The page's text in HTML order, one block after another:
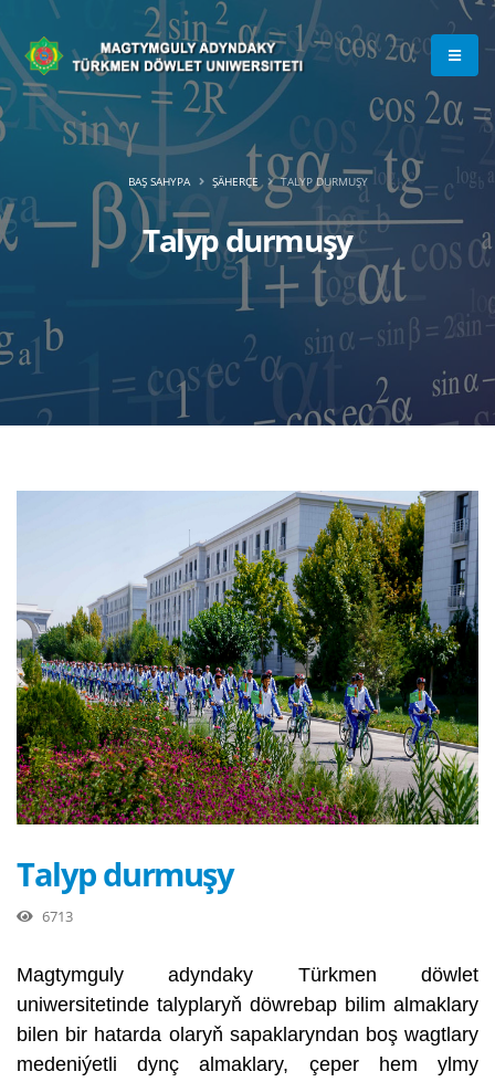
Talyp durmuşy
BAŞ SAHYPA ŞÄHERÇE TALYP DURMUŞY
Talyp durmuşy
6713
Magtymguly adyndaky Türkmen döwlet
uniwersitetinde talyplaryň döwrebap bilim almaklary
bilen bir hatarda olaryň sapaklaryndan boş wagtlary
medeniýetli dynç almaklary, çeper hem ylmy